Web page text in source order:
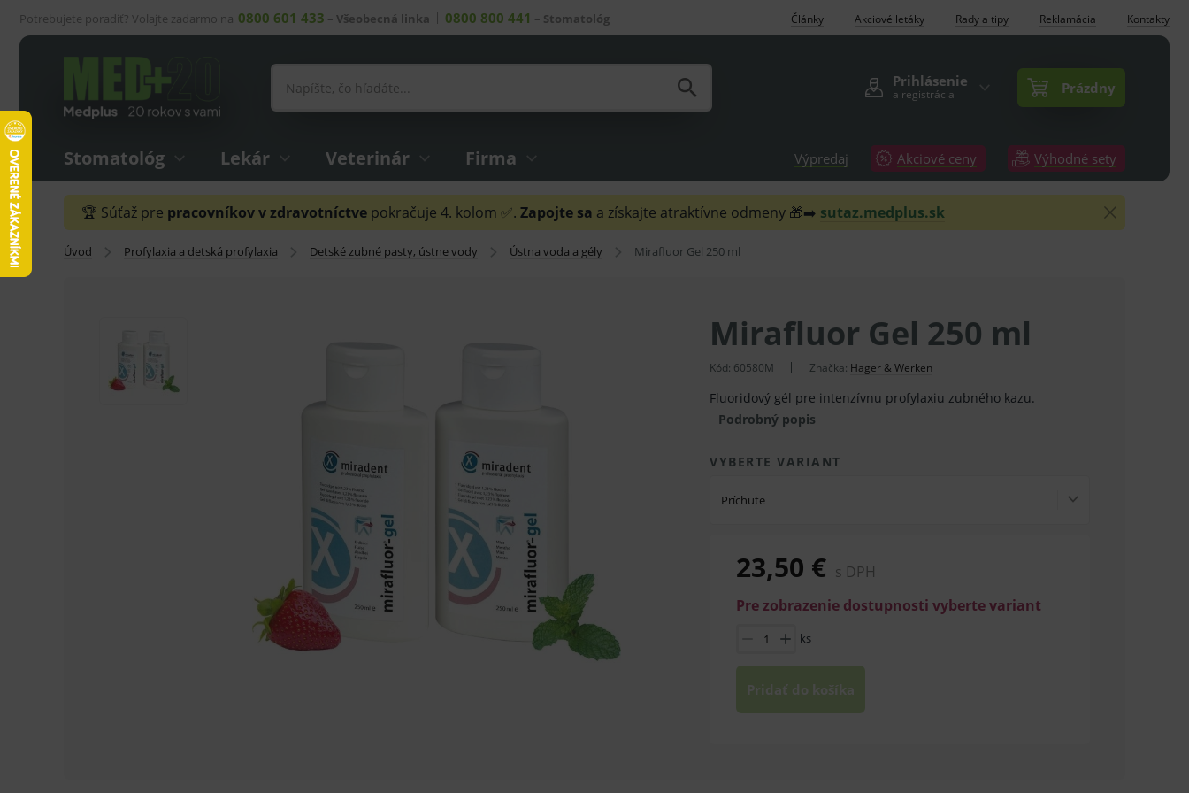
Potrebujete poradiť? Volajte zadarmo na 0800 601 433 – Všeobecná linka 0800 800 441 – Stomatológ Články Akciové letáky Rady a tipy Reklamácia Kontakty
Prihlásenie
a registrácia Prázdny
Stomatológ Lekár Veterinár Firma Výpredaj Akciové ceny Výhodné sety
🏆 Súťaž pre pracovníkov v zdravotníctve pokračuje 4. kolom ✅. Zapojte sa a získajte atraktívne odmeny 🎁➡️ sutaz.medplus.sk
Úvod Profylaxia a detská profylaxia Detské zubné pasty, ústne vody Ústna voda a gély Mirafluor Gel 250 ml
Mirafluor Gel 250 ml
Kód: 60580M Značka: Hager & Werken
Fluoridový gél pre intenzívnu profylaxiu zubného kazu.
Podrobný popis
VYBERTE VARIANT
Príchute
23,50 € s DPH
Pre zobrazenie dostupnosti vyberte variant
ks
Pridať do košíka